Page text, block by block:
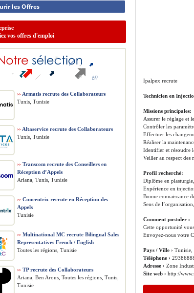
Ipalpex recrute
Technicien en
Missions principales:
Assurer le réglage et
Contrôler les
Effectuer les
Réaliser la
Identifier et résoudre
Veiller au respect des
Profil recherché:
Diplôme en
Expérience en
Bonne connaissance
Sens de
Comment postuler :
Cette opportunité
Envoyez-nous votre
Pays / Ville › Tunisie,
Téléphone ›
Adresse › Zone
Site web › http://
les Offres
vos offres d'emploi
›› Armatis recrute des Collaborateurs
Tunis, Tunisie
›› Altaservice recrute des Collaborateurs
Tunis, Tunisie
›› Transcom recrute des Conseillers en
Réception d’Appels
Ariana, Tunis, Tunisie
›› Concentrix recrute en Réception des
Appels
Tunisie
›› Multinational MC recrute Bilingual Sales
Representatives French / English
Toutes les régions, Tunisie
›› TP recrute des Collaborateurs
Ariana, Ben Arous, Toutes les régions, Tunis,
Tunisie